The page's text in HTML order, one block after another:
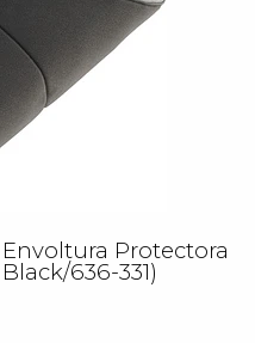
Envoltura Protectora
636-331)